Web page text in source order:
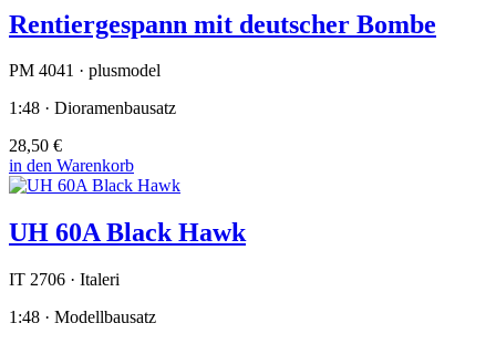
Rentiergespann mit deutscher Bombe
PM 4041 · plusmodel
1:48 · Dioramenbausatz
28,50 €
in den Warenkorb
UH 60A Black Hawk
IT 2706 · Italeri
1:48 · Modellbausatz